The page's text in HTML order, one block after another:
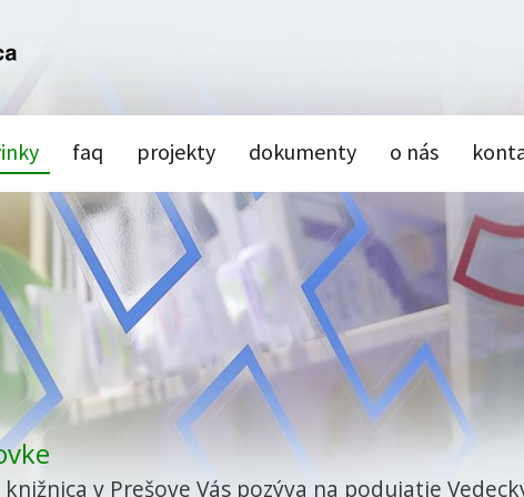
faq projekty dokumenty o nás
v Prešove Vás pozýva na podujatie